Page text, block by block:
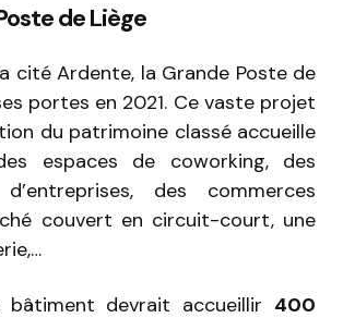
de Liège
cité Ardente, la Grande Poste de
portes en 2021. Ce vaste projet
du patrimoine classé accueille
espaces de coworking, des
des commerces
couvert en circuit-court, une
devrait accueillir 400